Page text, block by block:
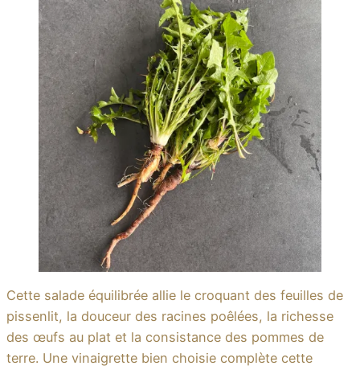
Cette salade équilibrée allie le croquant des feuilles de
pissenlit, la douceur des racines poêlées, la richesse
des œufs au plat et la consistance des pommes de
terre. Une vinaigrette bien choisie complète cette